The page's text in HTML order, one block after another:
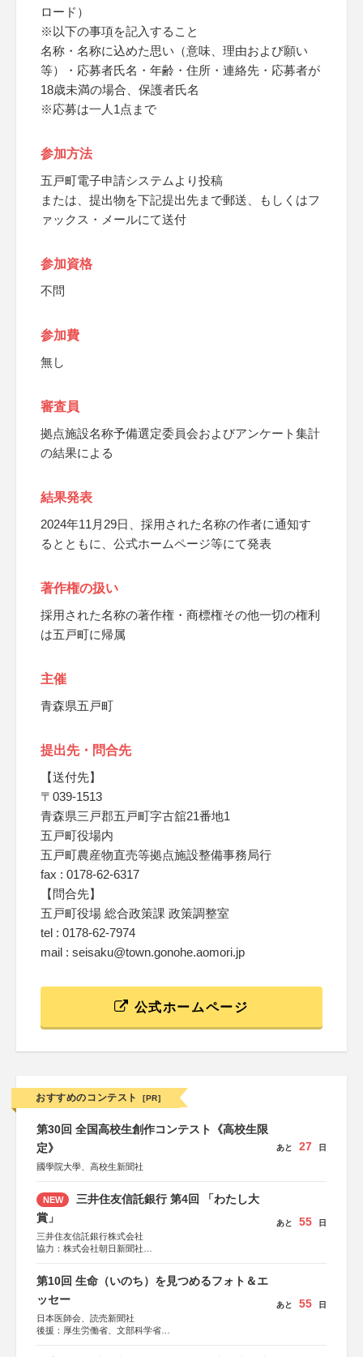
ロード）
※以下の事項を記入すること
名称・名称に込めた思い（意味、理由および願い
等）・応募者氏名・年齢・住所・連絡先・応募者が
18歳未満の場合、保護者氏名
※応募は一人1点まで
参加方法
五戸町電子申請システムより投稿
または、提出物を下記提出先まで郵送、もしくはフ
ァックス・メールにて送付
参加資格
不問
参加費
無し
審査員
拠点施設名称予備選定委員会およびアンケート集計
の結果による
結果発表
2024年11月29日、採用された名称の作者に通知す
るとともに、公式ホームページ等にて発表
著作権の扱い
採用された名称の著作権・商標権その他一切の権利
は五戸町に帰属
主催
青森県五戸町
提出先・問合先
【送付先】
〒039-1513
青森県三戸郡五戸町字古舘21番地1
五戸町役場内
五戸町農産物直売等拠点施設整備事務局行
fax : 0178-62-6317
【問合先】
五戸町役場 総合政策課 政策調整室
tel : 0178-62-7974
mail : seisaku@town.gonohe.aomori.jp
公式ホームページ
おすすめのコンテスト [PR]
第30回 全国高校生創作コンテスト《高校生限
定》
國學院大學、高校生新聞社
あと 27 日
NEW
三井住友信託銀行 第4回 「わたし大
賞」
三井住友信託銀行株式会社
協力：株式会社朝日新聞社
あと 55 日
第10回 生命（いのち）を見つめるフォト＆エ
ッセー
日本医師会、読売新聞社
後援：厚生労働省、文部科学省
しん生命保険株式会社
あと 55 日